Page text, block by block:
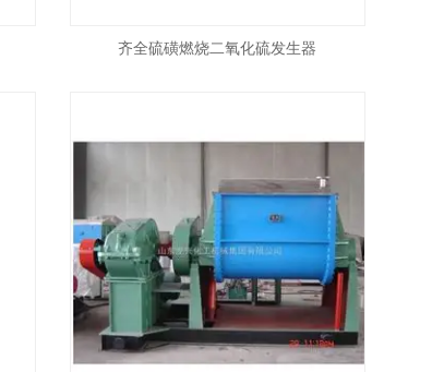
齐全硫磺燃烧二氧化硫发生器